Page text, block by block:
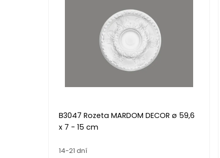
B3047 Rozeta MARDOM DECOR ø 59,6
x 7 - 15 cm
14-21 dní